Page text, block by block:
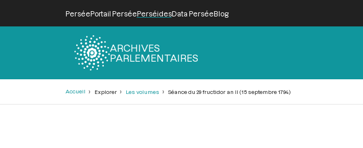
PerséePortail PerséePerséidesData PerséeBlog
ARCHIVES
PARLEMENTAIRES
Accueil Explorer Les volumes Séance du 29 fructidor an II (15 septembre 1794)